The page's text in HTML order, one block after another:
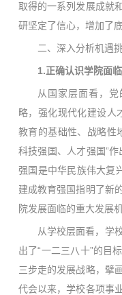
取得的一系列发展成就
研坚定了信心，增加了
二、深入分析机遇
1.正确认识学院面
从国家层面看，
略，强化现代化建设人
教育的基础性、战略性
科技强国、人才强国”
强国是中华民族伟大复
建成教育强国指明了新
院发展面临的重大发展机
从学校层面看，学
出了“一二三八十”的目
三步走的发展战略，擘
代会以来，学校各项事